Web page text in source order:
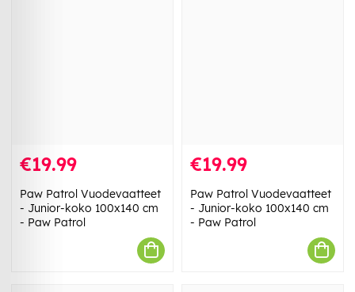
€19.99
Paw Patrol Vuodevaatteet
- Junior-koko 100x140 cm
- Paw Patrol
€19.99
Paw Patrol Vuodevaatteet
- Junior-koko 100x140 cm
- Paw Patrol